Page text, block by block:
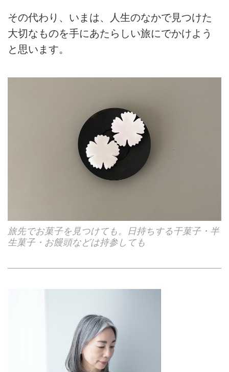
その代わり、いまは、人生のなかで見つけた
大切なものを手にあたらしい旅にでかけよう
と思います。
旅先でお菓子を見つけても。日持ちする干菓子・半
生菓子・お饅頭などは持参しても